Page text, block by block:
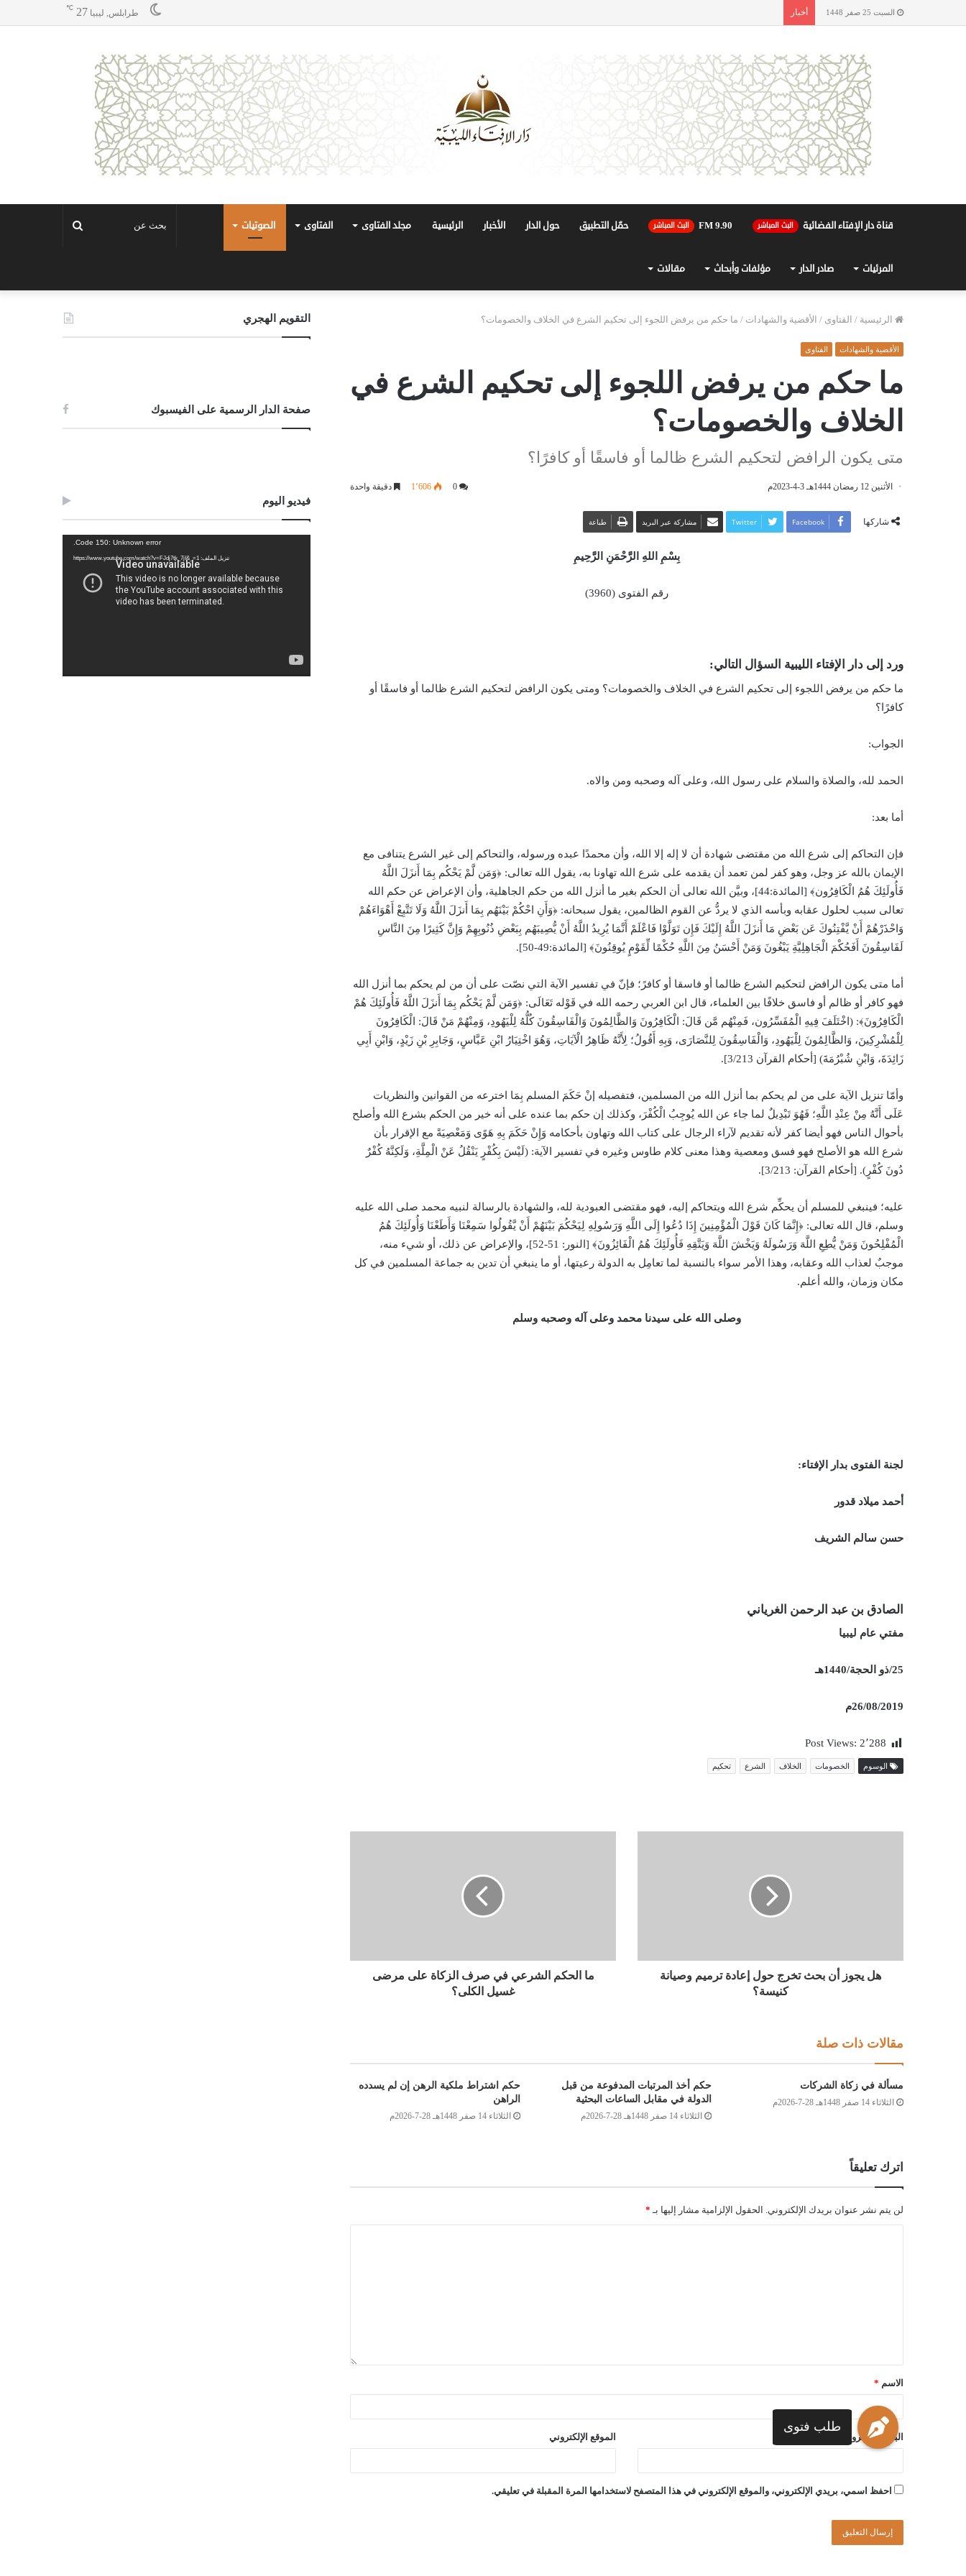
طلب فتوى
السبت 25 صفر 1448 أخبار طرابلس, ليبيا 27
℃
قناة دار الإفتاء الفضائية البث المباشر 90.FM 9 البث المباشر حمّل التطبيق حول الدار الأخبار الرئيسية مجلد الفتاوى الفتاوى الصوتيات
المرئيات صادر الدار مؤلفات وأبحاث مقالات
الرئيسية / الفتاوى / الأقضية والشهادات / ما حكم من يرفض اللجوء إلى تحكيم الشرع في الخلاف والخصومات؟
الأقضية والشهادات الفتاوى
ما حكم من يرفض اللجوء إلى تحكيم الشرع في
الخلاف والخصومات؟
متى يكون الرافض لتحكيم الشرع ظالما أو فاسقًا أو كافرًا؟
الأثنين 12 رمضان 1444هـ 3-4-2023م 0 1٬606 دقيقة واحدة
شاركها Facebook
Twitter مشاركة عبر البريد طباعة
بِسْمِ اللهِ الرَّحْمَنِ الرَّحِيمِ
رقم الفتوى (3960)
ورد إلى دار الإفتاء الليبية السؤال التالي:
ما حكم من يرفض اللجوء إلى تحكيم الشرع في الخلاف والخصومات؟ ومتى يكون الرافض لتحكيم الشرع ظالما أو فاسقًا أو
كافرًا؟
الجواب:
الحمد لله، والصلاة والسلام على رسول الله، وعلى آله وصحبه ومن والاه.
أما بعد:
فإن التحاكم إلى شرع الله من مقتضى شهادة أن لا إله إلا الله، وأن محمدًا عبده ورسوله، والتحاكم إلى غير الشرع يتنافى مع
الإيمان بالله عز وجل، وهو كفر لمن تعمد أن يقدمه على شرع الله تهاونا به، يقول الله تعالى: ﴿وَمَن لَّمْ يَحْكُم بِمَا أَنزَلَ اللَّهُ
فَأُولَئِكَ هُمُ الْكَافِرُون﴾ [المائدة:44]، وبيَّن الله تعالى أن الحكم بغير ما أنزل الله من حكم الجاهلية، وأن الإعراض عن حكم الله
تعالى سبب لحلول عقابه وبأسه الذي لا يردُّ عن القوم الظالمين، يقول سبحانه: ﴿وَأَنِ احْكُمْ بَيْنَهُم بِمَا أَنزَلَ اللَّهُ وَلَا تَتَّبِعْ أَهْوَاءَهُمْ
وَاحْذَرْهُمْ أَنْ يَّفْتِنُوكَ عَن بَعْضِ مَا أَنزَلَ اللَّهُ إِلَيْكَ فَإِن تَوَلَّوْا فَاعْلَمْ أَنَّمَا يُرِيدُ اللَّهُ أَنْ يُّصِيبَهُم بِبَعْضِ ذُنُوبِهِمْ وَإِنَّ كَثِيرًا مِنَ النَّاسِ
لَفَاسِقُونَ أَفَحُكْمَ الْجَاهِلِيَّةِ يَبْغُونَ وَمَنْ أَحْسَنُ مِنَ اللَّهِ حُكْمًا لِّقَوْمٍ يُوقِنُونَ﴾ [المائدة:49-50].
أما متى يكون الرافض لتحكيم الشرع ظالما أو فاسقا أو كافرً؛ فإنّ في تفسير الآية التي نصّت على أن من لم يحكم بما أنزل الله
فهو كافر أو ظالم أو فاسق خلافًا بين العلماء، قال ابن العربي رحمه الله في قَوْله تَعَالَى: ﴿وَمَن لَّمْ يَحْكُم بِمَا أَنزَلَ اللَّهُ فَأُولَئِكَ هُمْ
الْكَافِرُونَ﴾: (اخْتَلَفَ فِيهِ الْمُفَسِّرُون، فَمِنْهُم مَّن قَالَ: الْكَافِرُونَ وَالظَّالِمُونَ وَالْفَاسِقُونَ كُلُّهُ لِلْيَهُودِ، وَمِنْهُمْ مَنْ قَالَ: الْكَافِرُونَ
لِلْمُشْرِكِينَ، وَالظَّالِمُونَ لِلْيَهُودِ، وَالْفَاسِقُونَ لِلنَّصَارَى، وَبِهِ أَقُولُ؛ لِأَنَّهُ ظَاهِرُ الْآيَاتِ، وَهُوَ اخْتِيَارُ ابْنِ عَبَّاسٍ، وَجَابِرِ بْنِ زَيْدٍ، وَابْنِ أَبِي
زَائِدَةَ، وَابْنِ شُبْرُمَةَ) [أحكام القرآن 3/213].
وأمّا تنزيل الآية على من لم يحكم بما أنزل الله من المسلمين، فتفصيله إنْ حَكَمَ المسلم بِمَا اخترعه من القوانين والنظريات
عَلَى أَنَّهُ مِنْ عِنْدِ اللَّهِ؛ فَهُوَ تَبْدِيلٌ لما جاء عن الله يُوجِبُ الْكُفْرَ، وكذلك إن حكم بما عنده على أنه خير من الحكم بشرع الله وأصلح
بأحوال الناس فهو أيضا كفر لأنه تقديم لآراء الرجال على كتاب الله وتهاون بأحكامه وَإِنْ حَكَمَ بِهِ هَوًى وَمَعْصِيَةً مع الإقرار بأن
شرع الله هو الأصلح فهو فسق ومعصية وهذا معنى كلام طاوس وغيره في تفسير الآية: (لَيْسَ بِكُفْرٍ يَنْقُلُ عَنْ الْمِلَّةِ، وَلَكِنَّهُ كُفْرٌ
دُونَ كُفْرٍ). [أحكام القرآن: 3/213].
عليه؛ فينبغي للمسلم أن يحكِّم شرع الله ويتحاكم إليه، فهو مقتضى العبودية لله، والشهادة بالرسالة لنبيه محمد صلى الله عليه
وسلم، قال الله تعالى: ﴿إِنَّمَا كَانَ قَوْلَ الْمُؤْمِنِينَ إِذَا دُعُوا إِلَى اللَّهِ وَرَسُولِهِ لِيَحْكُمَ بَيْنَهُمْ أَنْ يَّقُولُوا سَمِعْنَا وَأَطَعْنَا وَأُولَئِكَ هُمُ
الْمُفْلِحُونَ وَمَنْ يُّطِعِ اللَّهَ وَرَسُولَهُ وَيَخْشَ اللَّهَ وَيَتَّقِهِ فَأُولَئِكَ هُمُ الْفَائِزُونَ﴾ [النور: 51-52]، والإعراض عن ذلك، أو شيء منه،
موجبٌ لعذاب الله وعقابه، وهذا الأمر سواء بالنسبة لما تعامِل به الدولة رعيتها، أو ما ينبغي أن تدين به جماعة المسلمين في كل
مكان وزمان، والله أعلم.
وصلى الله على سيدنا محمد وعلى آله وصحبه وسلم
لجنة الفتوى بدار الإفتاء:
أحمد ميلاد قدور
حسن سالم الشريف
الصادق بن عبد الرحمن الغرياني
مفتي عام ليبيا
25/ذو الحجة/1440هـ
26/08/2019م
Post Views: 2٬288
الوسوم الخصومات الخلاف الشرع تحكيم
هل يجوز أن بحث تخرج حول إعادة ترميم وصيانة
كنيسة؟
ما الحكم الشرعي في صرف الزكاة على مرضى
غسيل الكلى؟
مقالات ذات صلة
مسألة في زكاة الشركات
الثلاثاء 14 صفر 1448هـ 28-7-2026م
حكم أخذ المرتبات المدفوعة من قبل
الدولة في مقابل الساعات البحثية
الثلاثاء 14 صفر 1448هـ 28-7-2026م
حكم اشتراط ملكية الرهن إن لم يسدده
الراهن
الثلاثاء 14 صفر 1448هـ 28-7-2026م
اترك تعليقاً
لن يتم نشر عنوان بريدك الإلكتروني. الحقول الإلزامية مشار إليها بـ *
الاسم *
البريد الإلكتروني الموقع الإلكتروني
احفظ اسمي، بريدي الإلكتروني، والموقع الإلكتروني في هذا المتصفح لاستخدامها المرة المقبلة في تعليقي.
التقويم الهجري
صفحة الدار الرسمية على الفيسبوك
فيديو اليوم
Code 150: Unknown error.
تنزيل الملف: https://www.youtube.com/watch?v=FJdj7tk_7jI&_=1